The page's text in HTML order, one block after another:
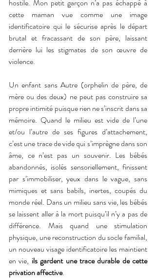
hostile. Mon petit garçon n’a pas échappé à
cette maman vue comme une image
identificatoire qui le sécurise après le départ
brutal et fracassant de son père, laissant
derrière lui les stigmates de son œuvre de
violence.
Un enfant sans Autre (orphelin de père, de
mère ou des deux) ne peut pas construire sa
propre intimité puisque rien ne s’inscrit dans sa
mémoire. Quand le milieu est vide de l’une
et/ou l’autre de ses figures d’attachement,
c’est une trace de vide qui s’imprègne dans son
âme, ce n’est pas un souvenir. Les bébés
abandonnés, isolés sensoriellement, finissent
par s’immobiliser, yeux dans le vague, sans
mimiques et sans babils, inertes, coupés du
monde réel. Dans un milieu sans vie, les bébés
se laissent aller à la mort puisqu’il n’y a pas de
différence. Mais quand une stimulation
physique, une reconstruction du socle familial,
un nouveau visage identificatoire les maintient
en vie, ils gardent une trace durable de cette
privation affective.